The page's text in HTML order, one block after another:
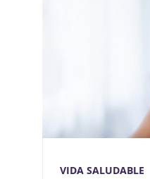
VIDA SALUDABLE